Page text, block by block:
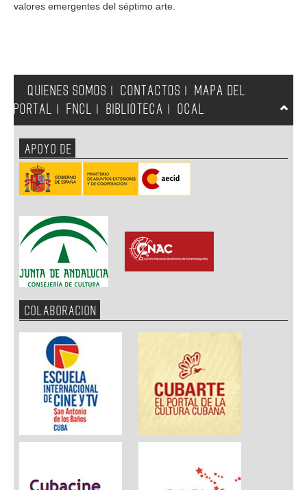
valores emergentes del séptimo arte.
QUIENES SOMOS CONTACTOS
MAPA DEL
PORTAL
FNCL BIBLIOTECA OCAL
APOYO DE
COLABORACION